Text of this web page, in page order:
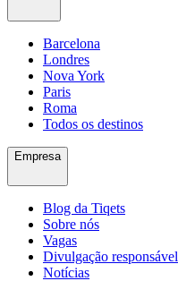
Barcelona
Londres
Nova York
Paris
Roma
Todos os destinos
Empresa
Blog da Tiqets
Sobre nós
Vagas
Divulgação responsável
Notícias